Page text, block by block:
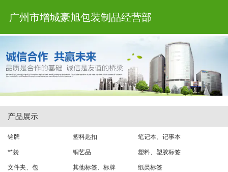
广州市增城豪旭包装制品经营部
产品展示
铭牌 塑料匙扣 笔记本、记事本
**袋 铜艺品 塑料、塑胶标签
文件夹、包 其他标签、标牌 纸类标签